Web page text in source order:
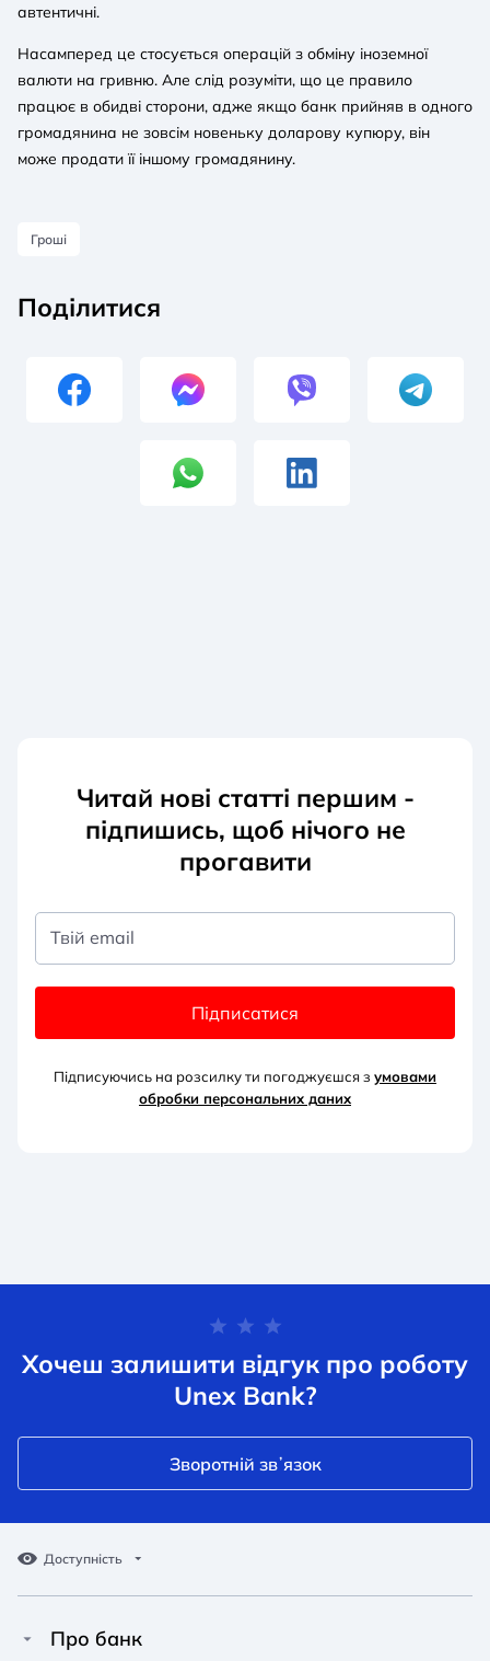
автентичні.
Насамперед це стосується операцій з обміну іноземної
валюти на гривню. Але слід розуміти, що це правило
працює в обидві сторони, адже якщо банк прийняв в одного
громадянина не зовсім новеньку доларову купюру, він
може продати її іншому громадянину.
Гроші
Поділитися
Читай нові статті першим -
підпишись, щоб нічого не
прогавити
Твій email
Підписатися
Підписуючись на розсилку ти погоджуєшся з умовами
обробки персональних даних
Хочеш залишити відгук про роботу
Unex Bank?
Зворотній звʼязок
Доступність
Про банк